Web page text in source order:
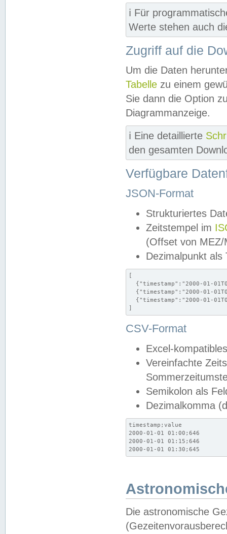
ℹ️ Für
Werte stehen auch
Zugriff auf die
Um die Daten
Tabelle zu einem
Sie dann die Option
Diagrammanzeige.
ℹ️ Eine detaillierte
den gesamten
Verfügbare
JSON-Format
Strukturiertes
Zeitstempel im
(Offset von MEZ/
Dezimalpunkt als
[
{"timestamp":"2000-01-
{"timestamp":"2000-01-
{"timestamp":"2000-01-
]
CSV-Format
Excel-
Vereinfachte
Semikolon als
Dezimalkomma
timestamp;value
2000-01-01 01:00;646
2000-01-01 01:15;646
2000-01-01 01:30;645
Die astronomische